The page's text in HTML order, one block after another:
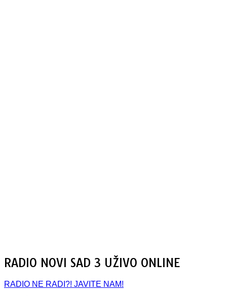
RADIO NOVI SAD 3 UŽIVO ONLINE
RADIO NE RADI?! JAVITE NAM!